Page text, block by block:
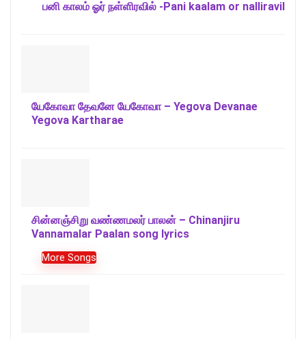
பனி காலம் ஓர் நள்ளிரவில் -Pani kaalam or nalliravil
யேகோவா தேவனே யேகோவா – Yegova Devanae
Yegova Kartharae
சின்னஞ்சிறு வண்ணமலர் பாலன் – Chinanjiru
Vannamalar Paalan song lyrics
More Songs